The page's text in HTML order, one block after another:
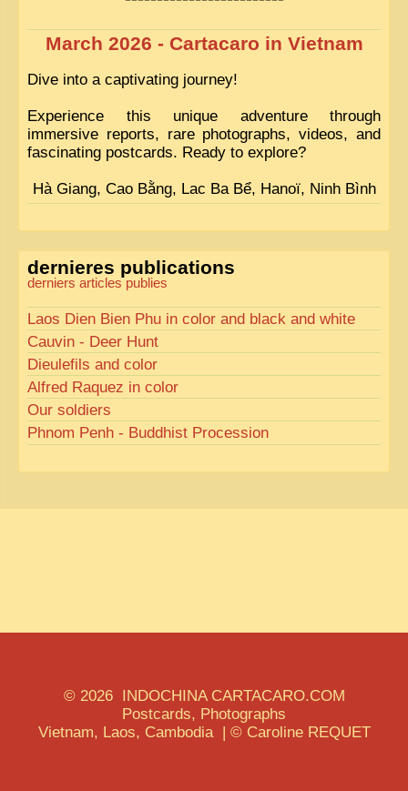
March 2026 - Cartacaro in Vietnam
Dive into a captivating journey!
Experience this unique adventure through
immersive reports, rare photographs, videos, and
fascinating postcards. Ready to explore?
Hà Giang, Cao Bằng, Lac Ba Bể, Hanoï, Ninh Bình
dernieres publications
derniers articles publies
Laos Dien Bien Phu in color and black and white
Cauvin - Deer Hunt
Dieulefils and color
Alfred Raquez in color
Our soldiers
Phnom Penh - Buddhist Procession
© 2026 INDOCHINA CARTACARO.COM
Postcards, Photographs
Vietnam, Laos, Cambodia | © Caroline REQUET